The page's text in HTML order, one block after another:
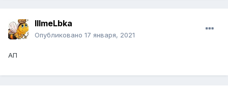
IIImeLbka
Опубликовано 17 января, 2021
АП